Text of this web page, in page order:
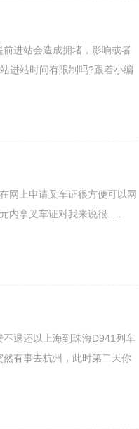
进站会造成拥堵，影响或者
进站时间有限制吗?跟着小编
网上申请叉车证很方便可以网
内拿叉车证对我来说很.....
退还以上海到珠海D941列车
有事去杭州，此时第二天你